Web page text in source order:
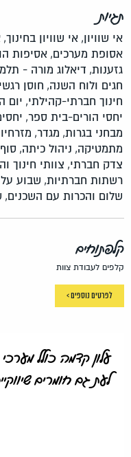
תגיות
אי שוויון, אי שוויון בחינוך,
אסופת מערכים, אסיפות
גזענות, דיאלוג מורה -
חגים ולוח השנה, חוסן
חינוך חברתי-קהילתי, יום
יחסי הורים-בית ספר,
מבחני בגרות, מגדר,
מתמטיקה, ניהול כיתה,
צדק חברתי, צוותי חינוך
רשתות חברתיות, שבוע
שלום והכרות עם השכנים,
קלפתוחים
קלפים לעבודת צוות
לפרטים נוספים >
עלון קדמה כולל
לעת גם חומרים